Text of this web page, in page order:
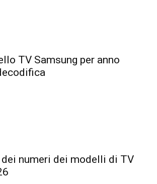
TV Samsung per anno
numeri dei modelli di TV